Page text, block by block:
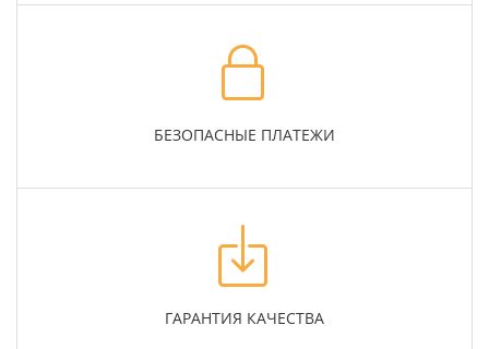
БЕЗОПАСНЫЕ ПЛАТЕЖИ
ГАРАНТИЯ КАЧЕСТВА